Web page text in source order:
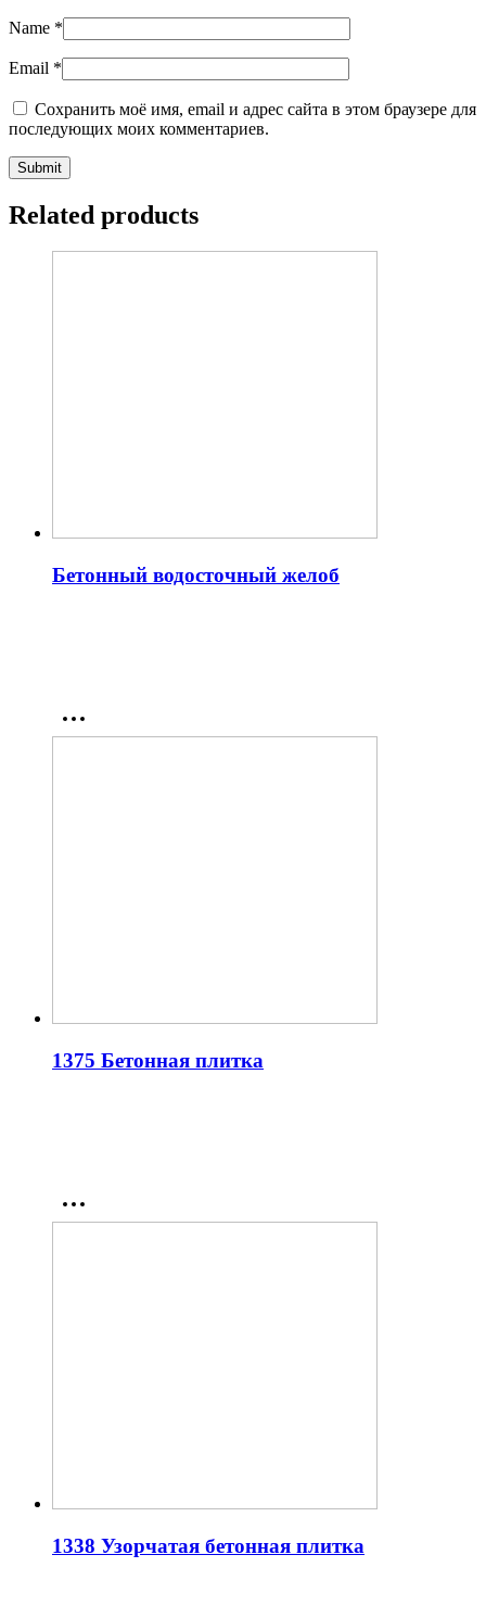
Name *
Email *
Сохранить моё имя, email и адрес сайта в этом браузере для
последующих моих комментариев.
Related products
Бетонный водосточный желоб
1375 Бетонная плитка
1338 Узорчатая бетонная плитка